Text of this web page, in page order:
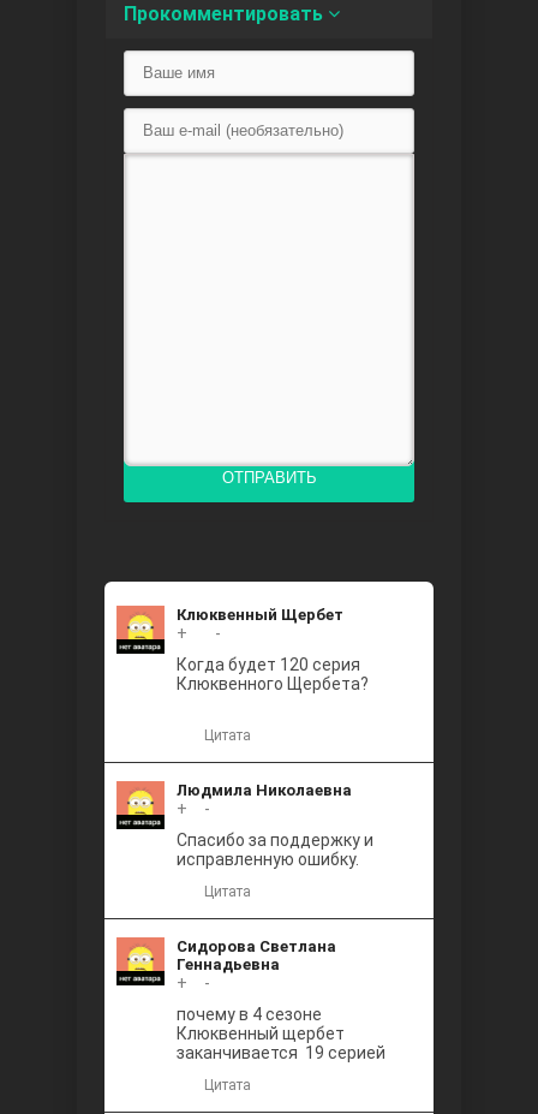
Между
Ветреный
Прокомментировать
ОТПРАВИТЬ
Клюквенный Щербет
+
-
Когда будет 120 серия
Клюквенного Щербета?
Цитата
Людмила Николаевна
+
-
Спасибо за поддержку и
исправленную ошибку.
Цитата
Сидорова Светлана
Геннадьевна
+
-
почему в 4 сезоне
Клюквенный щербет
заканчивается 19 серией
Цитата